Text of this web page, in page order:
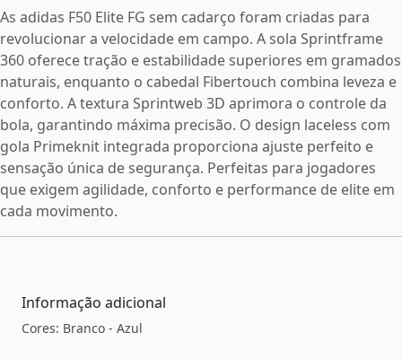
As adidas F50 Elite FG sem cadarço foram criadas para
revolucionar a velocidade em campo. A sola Sprintframe
360 oferece tração e estabilidade superiores em gramados
naturais, enquanto o cabedal Fibertouch combina leveza e
conforto. A textura Sprintweb 3D aprimora o controle da
bola, garantindo máxima precisão. O design laceless com
gola Primeknit integrada proporciona ajuste perfeito e
sensação única de segurança. Perfeitas para jogadores
que exigem agilidade, conforto e performance de elite em
cada movimento.
Informação adicional
Cores: Branco - Azul